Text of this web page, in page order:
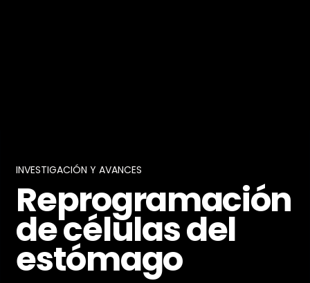
INVESTIGACIÓN Y AVANCES
Reprogramación
de células del
estómago